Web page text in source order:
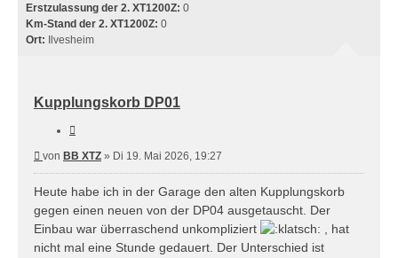
Erstzulassung der 2. XT1200Z: 0
Km-Stand der 2. XT1200Z: 0
Ort: Ilvesheim
Kupplungskorb DP01
Beitrag
von BB XTZ » Di 19. Mai 2026, 19:27
Heute habe ich in der Garage den alten Kupplungskorb
gegen einen neuen von der DP04 ausgetauscht. Der
Einbau war überraschend unkompliziert
, hat
nicht mal eine Stunde gedauert. Der Unterschied ist